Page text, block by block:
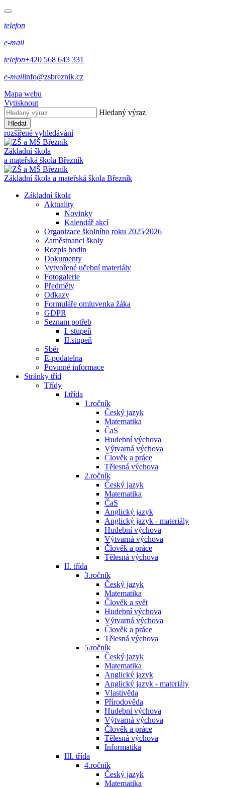
telefon
e-mail
telefon+420 568 643 331
e-mailinfo@zsbreznik.cz
Mapa webu
Vytisknout
Hledaný výraz
Hledat
rozšířené vyhledávání
Základní škola
a mateřská škola Březník
Základní škola a mateřská škola Březník
Základní škola
Aktuality
Novinky
Kalendář akcí
Organizace školního roku 2025⁄2026
Zaměstnanci školy
Rozpis hodin
Dokumenty
Vytvořené učební materiály
Fotogalerie
Předměty
Odkazy
Formuláře omluvenka žáka
GDPR
Seznam potřeb
I. stupeň
II.stupeň
Sběr
E-podatelna
Povinné informace
Stránky tříd
Třídy
I.třída
1.ročník
Český jazyk
Matematika
ČaS
Hudební výchova
Výtvarná výchova
Člověk a práce
Tělesná výchova
2.ročník
Český jazyk
Matematika
ČaS
Anglický jazyk
Anglický jazyk - materiály
Hudební výchova
Výtvarná výchova
Člověk a práce
Tělesná výchova
II. třída
3.ročník
Český jazyk
Matematika
Člověk a svět
Hudební výchova
Výtvarná výchova
Člověk a práce
Tělesná výchova
5.ročník
Český jazyk
Matematika
Anglický jazyk
Anglický jazyk - materiály
Vlastivěda
Přírodověda
Hudební výchova
Výtvarná výchova
Člověk a práce
Tělesná výchova
Informatika
III. třída
4.ročník
Český jazyk
Matematika